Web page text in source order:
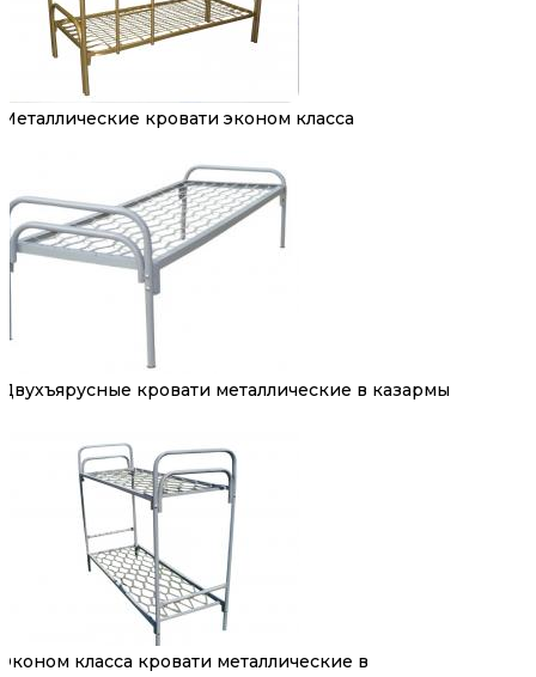
Металлические кровати эконом класса
Двухъярусные кровати металлические в казармы
Эконом класса кровати металлические в